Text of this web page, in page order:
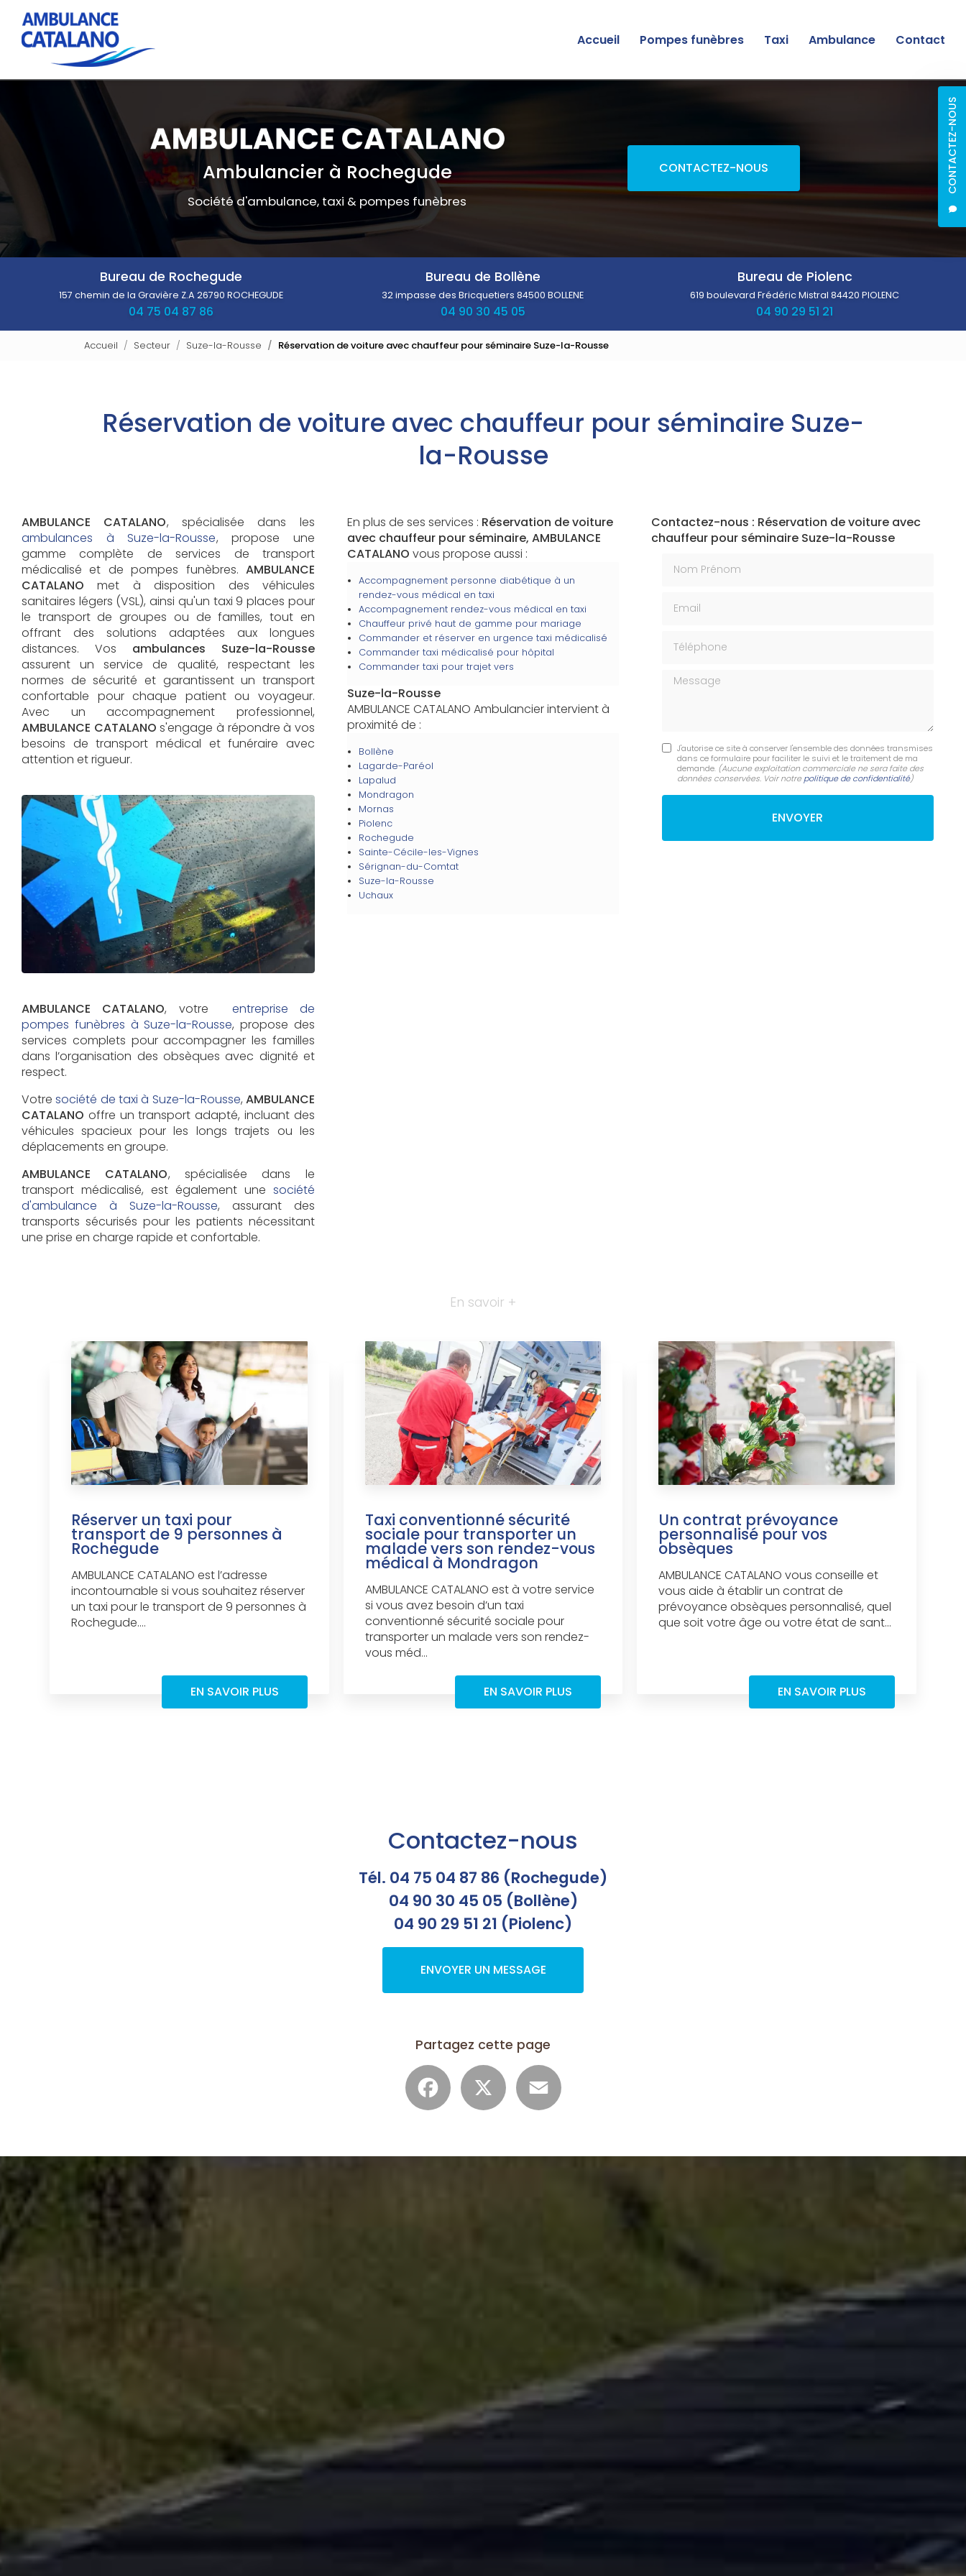
contenu
CONTACTEZ-NOUS
Accueil
Pompes funèbres Taxi Ambulance Contact
Ambulancier à Rochegude
Société d'ambulance, taxi & pompes funèbres
CONTACTEZ-NOUS
Bureau de Rochegude
157 chemin de la Gravière Z.A26790 ROCHEGUDE
04 75 04 87 86
Bureau de Bollène
32 impasse des Bricquetiers84500 BOLLENE
04 90 30 45 05
Bureau de Piolenc
619 boulevard Frédéric Mistral84420 PIOLENC
04 90 29 51 21
Accueil Secteur Suze-la-Rousse Réservation de voiture avec chauffeur pour séminaire Suze-la-Rousse
Réservation de voiture avec chauffeur pour séminaire Suze-
la-Rousse
AMBULANCE CATALANO, spécialisée dans les
ambulances à Suze-la-Rousse, propose une
gamme complète de services de transport
médicalisé et de pompes funèbres. AMBULANCE
CATALANO met à disposition des véhicules
sanitaires légers (VSL), ainsi qu'un taxi 9 places pour
le transport de groupes ou de familles, tout en
offrant des solutions adaptées aux longues
distances. Vos ambulances Suze-la-Rousse
assurent un service de qualité, respectant les
normes de sécurité et garantissent un transport
confortable pour chaque patient ou voyageur.
Avec un accompagnement professionnel,
AMBULANCE CATALANO s'engage à répondre à vos
besoins de transport médical et funéraire avec
attention et rigueur.
AMBULANCE CATALANO, votre entreprise de
pompes funèbres à Suze-la-Rousse, propose des
services complets pour accompagner les familles
dans l’organisation des obsèques avec dignité et
respect.
Votresociété de taxi à Suze-la-Rousse,AMBULANCE
CATALANO offre un transport adapté, incluant des
véhicules spacieux pour les longs trajets ou les
déplacements en groupe.
AMBULANCE CATALANO, spécialisée dans le
transport médicalisé, est également une société
d'ambulance à Suze-la-Rousse, assurant des
transports sécurisés pour les patients nécessitant
une prise en charge rapide et confortable.
En plus de ses services : Réservation de voiture
avec chauffeur pour séminaire, AMBULANCE
CATALANO vous propose aussi :
Accompagnement personne diabétique à un
rendez-vous médical en taxi
Accompagnement rendez-vous médical en taxi
Chauffeur privé haut de gamme pour mariage
Commander et réserver en urgence taxi médicalisé
Commander taxi médicalisé pour hôpital
Commander taxi pour trajet vers
Suze-la-Rousse
AMBULANCE CATALANO Ambulancier intervient à
proximité de :
Bollène
Lagarde-Paréol
Lapalud
Mondragon
Mornas
Piolenc
Rochegude
Sainte-Cécile-les-Vignes
Sérignan-du-Comtat
Suze-la-Rousse
Uchaux
Contactez-nous : Réservation de voiture avec
chauffeur pour séminaire Suze-la-Rousse
Message
J'autorise ce site à conserver l'ensemble des données transmises
dans ce formulaire pour faciliter le suivi et le traitement de ma
demande. (Aucune exploitation commerciale ne sera faite des
données conservées. Voir notre politique de confidentialité)
En savoir +
Réserver un taxi pour
transport de 9 personnes à
Rochegude
AMBULANCE CATALANO est l’adresse
incontournable si vous souhaitez réserver
un taxi pour le transport de 9 personnes à
Rochegude....
EN SAVOIR PLUS
Taxi conventionné sécurité
sociale pour transporter un
malade vers son rendez-vous
médical à Mondragon
AMBULANCE CATALANO est à votre service
si vous avez besoin d’un taxi
conventionné sécurité sociale pour
transporter un malade vers son rendez-
vous méd...
EN SAVOIR PLUS
Un contrat prévoyance
personnalisé pour vos
obsèques
AMBULANCE CATALANO vous conseille et
vous aide à établir un contrat de
prévoyance obsèques personnalisé, quel
que soit votre âge ou votre état de sant...
EN SAVOIR PLUS
Contactez-nous
Tél. 04 75 04 87 86 (Rochegude)
04 90 30 45 05 (Bollène)
04 90 29 51 21 (Piolenc)
ENVOYER UN MESSAGE
Partagez cette page
Facebook